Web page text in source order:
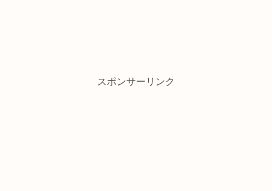
スポンサーリンク